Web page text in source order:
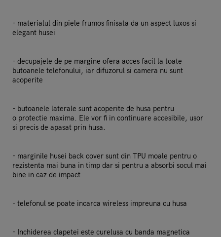
- materialul din piele frumos finisata da un aspect luxos si
elegant husei
- decupajele de pe margine ofera acces facil la toate
butoanele telefonului, iar difuzorul si camera nu sunt
acoperite
- butoanele laterale sunt acoperite de husa pentru
o protectie maxima. Ele vor fi in continuare accesibile, usor
si precis de apasat prin husa.
- marginile husei back cover sunt din TPU moale pentru o
rezistenta mai buna in timp dar si pentru a absorbi socul mai
bine in caz de impact
- telefonul se poate incarca wireless impreuna cu husa
- Inchiderea clapetei este curelusa cu banda magnetica